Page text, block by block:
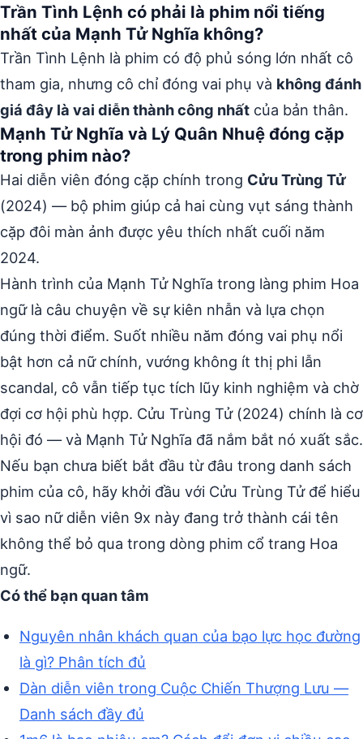
Trần Tình Lệnh có phải là phim nổi tiếng
nhất của Mạnh Tử Nghĩa không?
Trần Tình Lệnh là phim có độ phủ sóng lớn nhất cô
tham gia, nhưng cô chỉ đóng vai phụ và không đánh
giá đây là vai diễn thành công nhất của bản thân.
Mạnh Tử Nghĩa và Lý Quân Nhuệ đóng cặp
trong phim nào?
Hai diễn viên đóng cặp chính trong Cửu Trùng Tử
(2024) — bộ phim giúp cả hai cùng vụt sáng thành
cặp đôi màn ảnh được yêu thích nhất cuối năm
2024.
Hành trình của Mạnh Tử Nghĩa trong làng phim Hoa
ngữ là câu chuyện về sự kiên nhẫn và lựa chọn
đúng thời điểm. Suốt nhiều năm đóng vai phụ nổi
bật hơn cả nữ chính, vướng không ít thị phi lẫn
scandal, cô vẫn tiếp tục tích lũy kinh nghiệm và chờ
đợi cơ hội phù hợp. Cửu Trùng Tử (2024) chính là cơ
hội đó — và Mạnh Tử Nghĩa đã nắm bắt nó xuất sắc.
Nếu bạn chưa biết bắt đầu từ đâu trong danh sách
phim của cô, hãy khởi đầu với Cửu Trùng Tử để hiểu
vì sao nữ diễn viên 9x này đang trở thành cái tên
không thể bỏ qua trong dòng phim cổ trang Hoa
ngữ.
Có thể bạn quan tâm
Nguyên nhân khách quan của bạo lực học đường
là gì? Phân tích đủ
Dàn diễn viên trong Cuộc Chiến Thượng Lưu —
Danh sách đầy đủ